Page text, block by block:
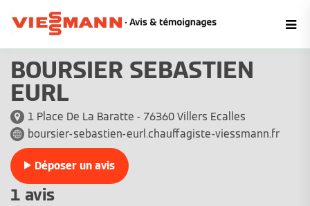
BOURSIER SEBASTIEN
EURL
1 Place De La Baratte - 76360 Villers Ecalles
boursier-sebastien-eurl.chauffagiste-viessmann.fr
Déposer un avis
1 avis